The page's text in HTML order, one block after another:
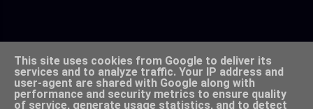
Drevet av Blogger
This site uses cookies from Google to deliver its
services and to analyze traffic. Your IP address and
user-agent are shared with Google along with
performance and security metrics to ensure quality
of service, generate usage statistics, and to detect